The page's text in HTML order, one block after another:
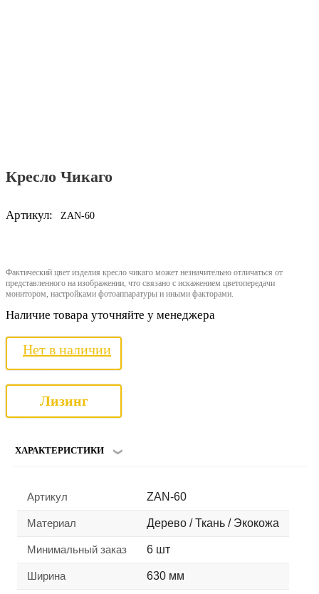
Кресло Чикаго
Артикул: ZAN-60
Фактический цвет изделия кресло чикаго может незначительно отличаться от
представленного на изображении, что связано с искажением цветопередачи
монитором, настройками фотоаппаратуры и иными факторами.
Наличие товара уточняйте у менеджера
Нет в наличии
Лизинг
ХАРАКТЕРИСТИКИ
Артикул ZAN-60
Материал Дерево / Ткань / Экокожа
Минимальный заказ 6 шт
Ширина 630 мм